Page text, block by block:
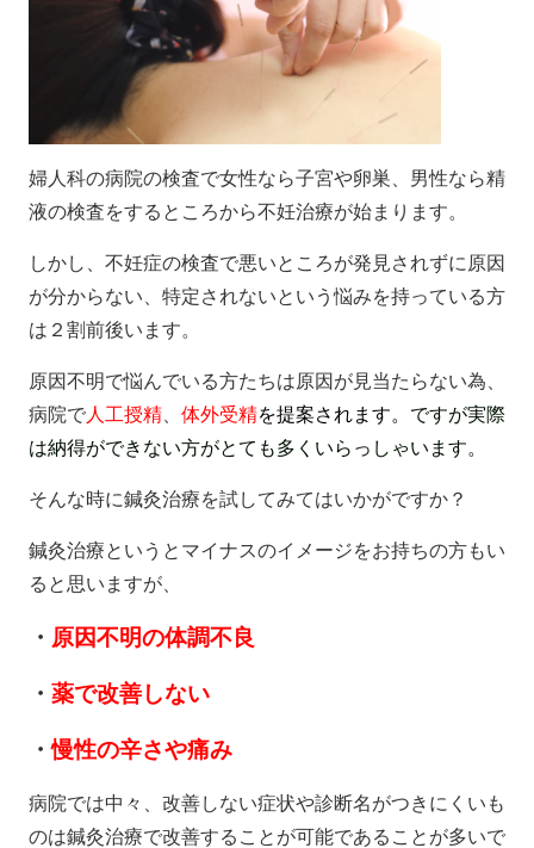
婦人科の病院の検査で女性なら子宮や卵巣、男性なら精
液の検査をするところから不妊治療が始まります。
しかし、不妊症の検査で悪いところが発見されずに原因
が分からない、特定されないという悩みを持っている方
は２割前後います。
原因不明で悩んでいる方たちは原因が見当たらない為、
病院で人工授精、 体外受精を提案されます。 ですが実際
は納得ができない方がとても多くいらっしゃいます。
そんな時に鍼灸治療を試してみてはいかがですか？
鍼灸治療というとマイナスのイメージをお持ちの方もい
ると思いますが、
・ 原因不明の体調不良
・ 薬で改善しない
・慢性の辛さや痛み
病院では中々、改善しない症状や診断名がつきにくいも
のは鍼灸治療で改善することが可能であることが多いで